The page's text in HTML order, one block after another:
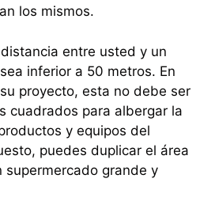
los mismos.
entre usted y un
inferior a 50 metros. En
proyecto, esta no debe ser
cuadrados para albergar la
y equipos del
puedes duplicar el área
supermercado grande y